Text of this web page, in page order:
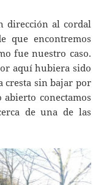
dirección al cordal
que encontremos
fue nuestro caso.
aquí hubiera sido
cresta sin bajar por
conectamos
de una de las